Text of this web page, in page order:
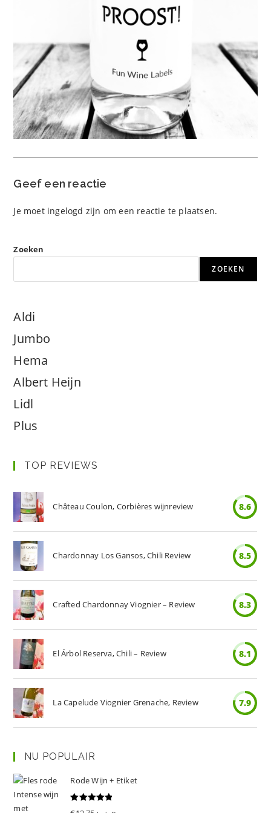
Geef een reactie
Je moet ingelogd zijn om een reactie te plaatsen.
Zoeken
ZOEKEN
Aldi
Jumbo
Hema
Albert Heijn
Lidl
Plus
TOP REVIEWS
Château Coulon, Corbières wijnreview 8.6
Chardonnay Los Gansos, Chili Review 8.5
Crafted Chardonnay Viognier – Review 8.3
El Árbol Reserva, Chili – Review 8.1
La Capelude Viognier Grenache, Review 7.9
NU POPULAIR
Rode Wijn + Etiket